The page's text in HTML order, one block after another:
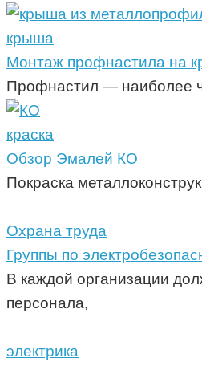
крыша
Монтаж профнастила на
Профнастил — наиболее
краска
Обзор Эмалей КО
Покраска
Охрана труда
Группы по
В каждой организации
персонала,
электрика